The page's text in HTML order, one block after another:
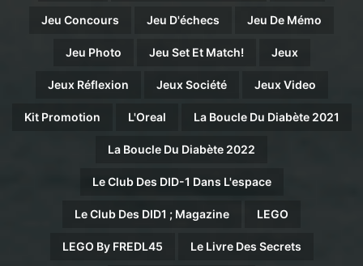
Jeu Concours Jeu D'échecs Jeu De Mémo
Jeu Photo Jeu Set Et Match! Jeux
Jeux Réflexion Jeux Société Jeux Video
Kit Promotion L'Oreal La Boucle Du Diabète 2021
La Boucle Du Diabète 2022
Le Club Des DID-1 Dans L'espace
Le Club Des DID1 ; Magazine LEGO
LEGO By FREDL45 Le Livre Des Secrets